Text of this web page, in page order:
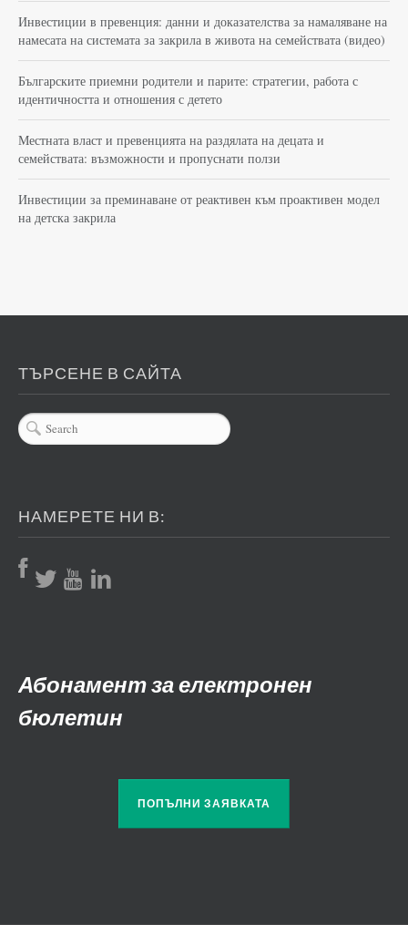
Инвестиции в превенция: данни и доказателства за намаляване на
намесата на системата за закрила в живота на семействата (видео)
Българските приемни родители и парите: стратегии, работа с
идентичността и отношения с детето
Местната власт и превенцията на раздялата на децата и
семействата: възможности и пропуснати ползи
Инвестиции за преминаване от реактивен към проактивен модел
на детска закрила
ТЪРСЕНЕ В САЙТА
НАМЕРЕТЕ НИ В:
Абонамент за електронен
бюлетин
ПОПЪЛНИ ЗАЯВКАТА